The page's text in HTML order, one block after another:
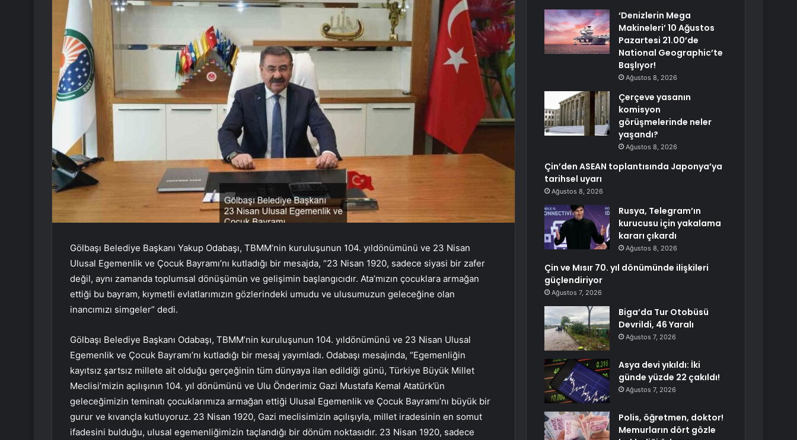
Gölbaşı Belediye Başkanı Yakup Odabaşı, TBMM’nin kuruluşunun 104. yıldönümünü ve 23 Nisan
Ulusal Egemenlik ve Çocuk Bayramı’nı kutladığı bir mesajda, “23 Nisan 1920, sadece siyasi bir zafer
değil, aynı zamanda toplumsal dönüşümün ve gelişimin başlangıcıdır. Ata’mızın çocuklara armağan
ettiği bu bayram, kıymetli evlatlarımızın gözlerindeki umudu ve ulusumuzun geleceğine olan
inancımızı simgeler” dedi.
Gölbaşı Belediye Başkanı Odabaşı, TBMM’nin kuruluşunun 104. yıldönümünü ve 23 Nisan Ulusal
Egemenlik ve Çocuk Bayramı’nı kutladığı bir mesaj yayımladı. Odabaşı mesajında, “Egemenliğin
kayıtsız şartsız millete ait olduğu gerçeğinin tüm dünyaya ilan edildiği günü, Türkiye Büyük Millet
Meclisi’mizin açılışının 104. yıl dönümünü ve Ulu Önderimiz Gazi Mustafa Kemal Atatürk’ün
geleceğimizin teminatı çocuklarımıza armağan ettiği Ulusal Egemenlik ve Çocuk Bayramı’nı büyük bir
gurur ve kıvançla kutluyoruz. 23 Nisan 1920, Gazi meclisimizin açılışıyla, millet iradesinin en somut
ifadesini bulduğu, ulusal egemenliğimizin taçlandığı bir dönüm noktasıdır. 23 Nisan 1920, sadece
‘Denizlerin Mega
Makineleri’ 10 Ağustos
Pazartesi 21.00’de
National Geographic’te
Başlıyor!
Ağustos 8, 2026
Çerçeve yasanın
komisyon
görüşmelerinde neler
yaşandı?
Ağustos 8, 2026
Çin’den ASEAN toplantısında Japonya’ya
tarihsel uyarı
Ağustos 8, 2026
Rusya, Telegram’ın
kurucusu için yakalama
kararı çıkardı
Ağustos 8, 2026
Çin ve Mısır 70. yıl dönümünde ilişkileri
güçlendiriyor
Ağustos 7, 2026
Biga’da Tur Otobüsü
Devrildi, 46 Yaralı
Ağustos 7, 2026
Asya devi yıkıldı: İki
günde yüzde 22 çakıldı!
Ağustos 7, 2026
Polis, öğretmen, doktor!
Memurların dört gözle